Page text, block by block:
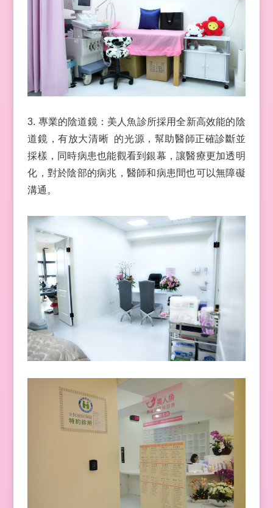
3. 專業的陰道鏡：美人魚診所採用全新高效能的陰
道鏡，有放大清晰 的光源，幫助醫師正確診斷並
採樣，同時病患也能觀看到銀幕，讓醫療更加透明
化，對於陰部的病兆，醫師和病患間也可以無障礙
溝通。